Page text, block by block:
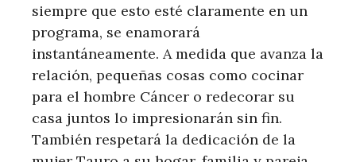
siempre que esto esté claramente en un
programa, se enamorará
instantáneamente. A medida que avanza la
relación, pequeñas cosas como cocinar
para el hombre Cáncer o redecorar su
casa juntos lo impresionarán sin fin.
También respetará la dedicación de la